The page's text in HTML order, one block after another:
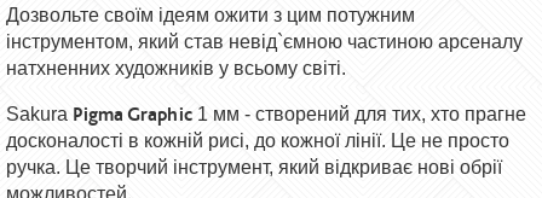
Дозвольте своїм ідеям ожити з цим потужним
інструментом, який став невід`ємною частиною арсеналу
натхненних художників у всьому світі.
Sakura Pigma Graphic 1 мм - створений для тих, хто прагне
досконалості в кожній рисі, до кожної лінії. Це не просто
ручка. Це творчий інструмент, який відкриває нові обрії
можливостей.